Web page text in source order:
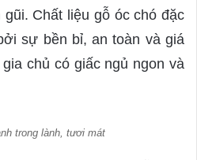
Chất liệu gỗ óc chó đặc
sự bền bỉ, an toàn và giá
chủ có giấc ngủ ngon và
trong lành, tươi mát